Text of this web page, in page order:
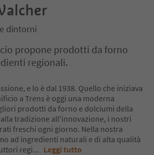
dintorni
propone prodotti da forno
regionali.
e lo è dal 1938. Quello che iniziava
a Trens è oggi una moderna
prodotti da forno e dolciumi della
tradizione all'innovazione, i nostri
freschi ogni giorno. Nella nostra
ad ingredienti naturali e di alta qualità
regi... Leggi tutto